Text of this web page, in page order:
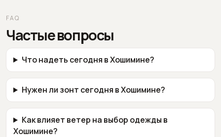
FAQ
Частые вопросы
Что надеть сегодня в Хошимине?
Нужен ли зонт сегодня в Хошимине?
Как влияет ветер на выбор одежды в
Хошимине?